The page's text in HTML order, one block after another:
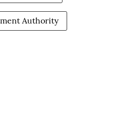
Authority